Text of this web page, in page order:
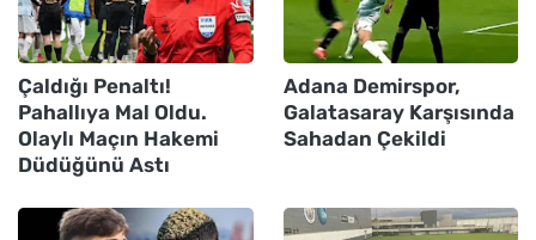
Çaldığı Penaltı!
Pahallıya Mal Oldu.
Olaylı Maçın Hakemi
Düdüğünü Astı
Adana Demirspor,
Galatasaray Karşısında
Sahadan Çekildi